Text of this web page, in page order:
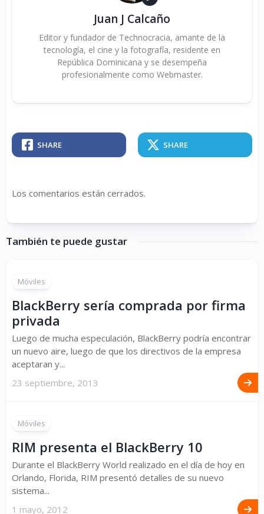
Juan J Calcaño
Editor y fundador de Technocracia, amante de la
tecnología, el cine y la fotografía, residente en
República Dominicana y se desempeña
profesionalmente como Webmaster.
SHARE SHARE
Los comentarios están cerrados.
También te puede gustar
Móviles
BlackBerry sería comprada por firma
privada
Luego de mucha especulación, BlackBerry podría encontrar
un nuevo aire, luego de que los directivos de la empresa
aceptaran y...
23 septiembre, 2013
Móviles
RIM presenta el BlackBerry 10
Durante el BlackBerry World realizado en el día de hoy en
Orlando, Florida, RIM presentó detalles de su nuevo
sistema...
1 mayo, 2012